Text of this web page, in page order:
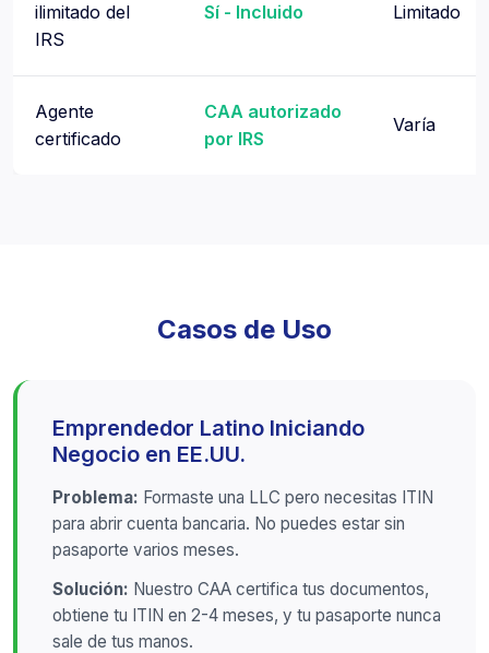
ilimitado del
IRS
Sí - Incluido Limitado
Agente
certificado
CAA autorizado
por IRS
Varía
Casos de Uso
Emprendedor Latino Iniciando
Negocio en EE.UU.
Problema: Formaste una LLC pero necesitas ITIN
para abrir cuenta bancaria. No puedes estar sin
pasaporte varios meses.
Solución: Nuestro CAA certifica tus documentos,
obtiene tu ITIN en 2-4 meses, y tu pasaporte nunca
sale de tus manos.